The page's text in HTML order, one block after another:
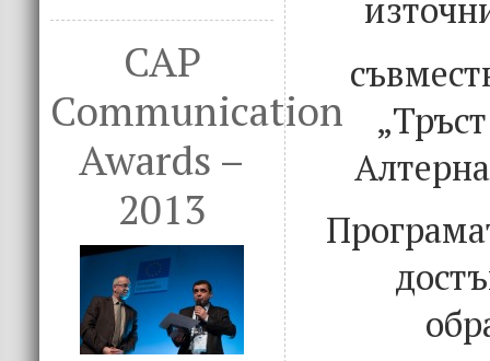
CAP
Communication
Awards –
2013